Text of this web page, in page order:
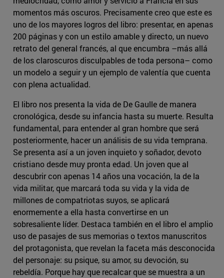
momentos más oscuros. Precisamente creo que este es
uno de los mayores logros del libro: presentar, en apenas
200 páginas y con un estilo amable y directo, un nuevo
retrato del general francés, al que encumbra –más allá
de los claroscuros disculpables de toda persona– como
un modelo a seguir y un ejemplo de valentía que cuenta
con plena actualidad.
El libro nos presenta la vida de De Gaulle de manera
cronológica, desde su infancia hasta su muerte. Resulta
fundamental, para entender al gran hombre que será
posteriormente, hacer un análisis de su vida temprana.
Se presenta así a un joven inquieto y soñador, devoto
cristiano desde muy pronta edad. Un joven que al
descubrir con apenas 14 años una vocación, la de la
vida militar, que marcará toda su vida y la vida de
millones de compatriotas suyos, se aplicará
enormemente a ella hasta convertirse en un
sobresaliente líder. Destaca también en el libro el amplio
uso de pasajes de sus memorias o textos manuscritos
del protagonista, que revelan la faceta más desconocida
del personaje: su psique, su amor, su devoción, su
rebeldía. Porque hay que recalcar que se muestra a un